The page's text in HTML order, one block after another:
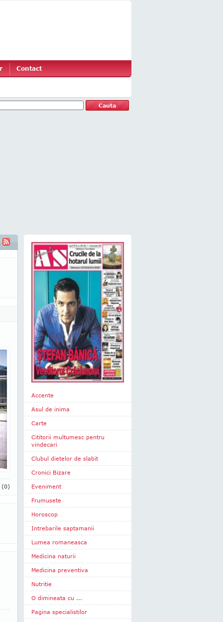
Contact
(0)
Accente
Asul de inima
Carte
Cititorii multumesc pentru
vindecari
Clubul dietelor de slabit
Cronici Bizare
Eveniment
Frumusete
Horoscop
Intrebarile saptamanii
Lumea romaneasca
Medicina naturii
Medicina preventiva
Nutritie
O dimineata cu ...
Pagina specialistilor